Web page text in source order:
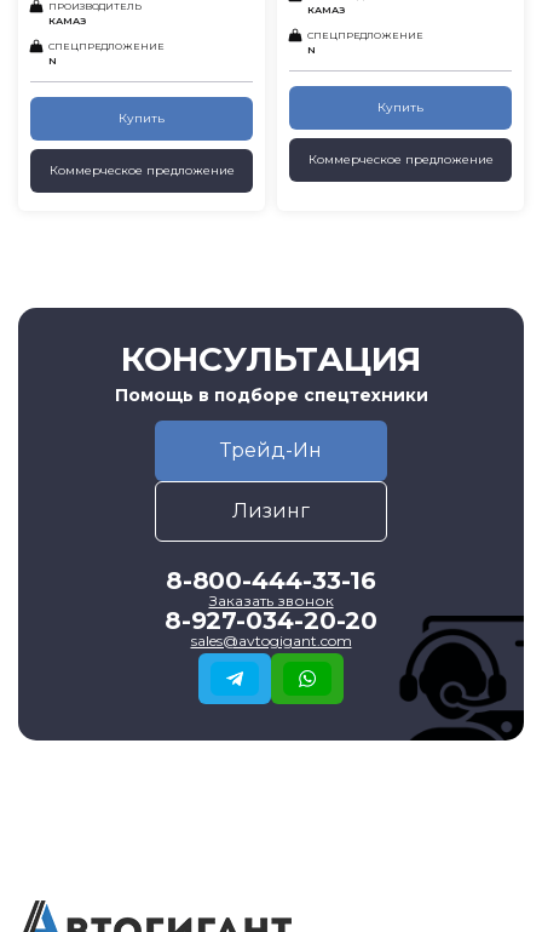
ПРОИЗВОДИТЕЛЬ
КАМАЗ
СПЕЦПРЕДЛОЖЕНИЕ
N
Купить
Коммерческое предложение
КАМАЗ
СПЕЦПРЕДЛОЖЕНИЕ
N
Купить
Коммерческое предложение
КОНСУЛЬТАЦИЯ
Помощь в подборе спецтехники
Трейд-Ин
Лизинг
8-800-444-33-16
Заказать звонок
8-927-034-20-20
sales@avtogigant.com